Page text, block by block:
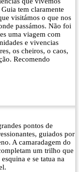
tem claramente
visitámos o que nos
passámos. Não foi
uma viagem com
e vivencias
os cheiros, o caos,
Recomendo
pontos de
guiados por
A camaradagem do
um trilho que
e se tatua na